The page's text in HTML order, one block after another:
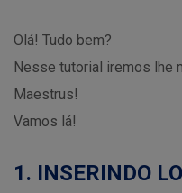
Olá! Tudo bem?
Nesse tutorial iremos lhe
Maestrus!
Vamos lá!
1. INSERINDO